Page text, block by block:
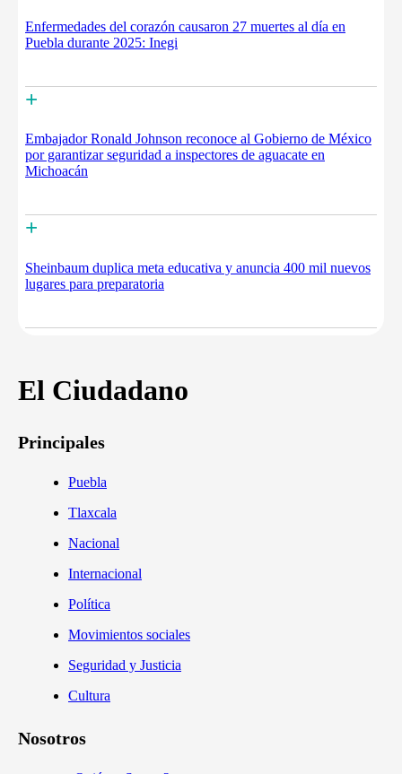
Enfermedades del corazón causaron 27 muertes al día en
Puebla durante 2025: Inegi
+
Embajador Ronald Johnson reconoce al Gobierno de México
por garantizar seguridad a inspectores de aguacate en
Michoacán
+
Sheinbaum duplica meta educativa y anuncia 400 mil nuevos
lugares para preparatoria
El Ciudadano
Principales
Puebla
Tlaxcala
Nacional
Internacional
Política
Movimientos sociales
Seguridad y Justicia
Cultura
Nosotros